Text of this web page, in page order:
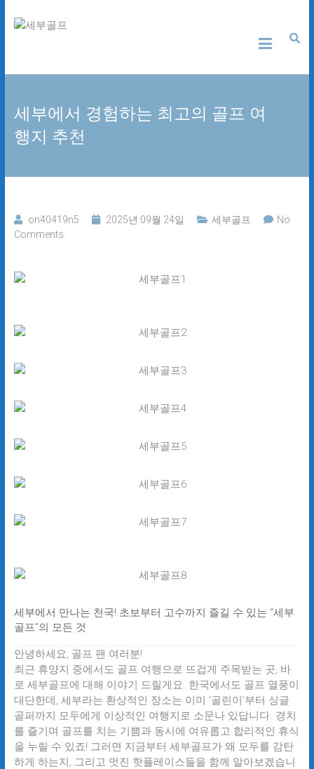
세
프
간
상
담
세부에서 경험하는 최고의 골프 여
행지 추천
on40419n5 2025년 09월 24일 세부골프
No
Comments
세부에서 만나는 천국! 초보부터 고수까지 즐길 수 있는 “세부
골프”의 모든 것
안녕하세요, 골프 팬 여러분!
최근 휴양지 중에서도 골프 여행으로 뜨겁게 주목받는 곳, 바
로 세부골프에 대해 이야기 드릴게요. 한국에서도 골프 열풍이
대단한데, 세부라는 환상적인 장소는 이미 ‘골린이’부터 싱글
골퍼까지 모두에게 이상적인 여행지로 소문나 있답니다. 경치
를 즐기며 골프를 치는 기쁨과 동시에 여유롭고 합리적인 휴식
을 누릴 수 있죠! 그러면 지금부터 세부골프가 왜 모두를 감탄
하게 하는지, 그리고 멋진 핫플레이스들을 함께 알아보겠습니